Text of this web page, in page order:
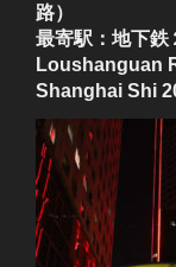
路）
最寄駅：地下鉄
Loushanguan
Shanghai Shi